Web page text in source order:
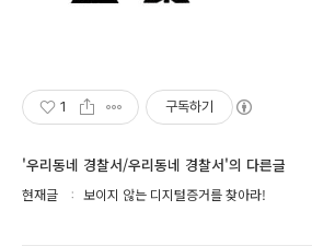
1 구독하기
'우리동네 경찰서/우리동네 경찰서'의 다른글
현재글 보이지 않는 디지털증거를 찾아라!